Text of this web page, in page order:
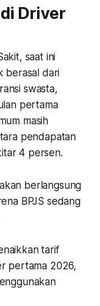
Driver
saat ini
berasal dari
swasta,
pertama
masih
pendapatan
4 persen.
berlangsung
BPJS sedang
tarif
pertama 2026,